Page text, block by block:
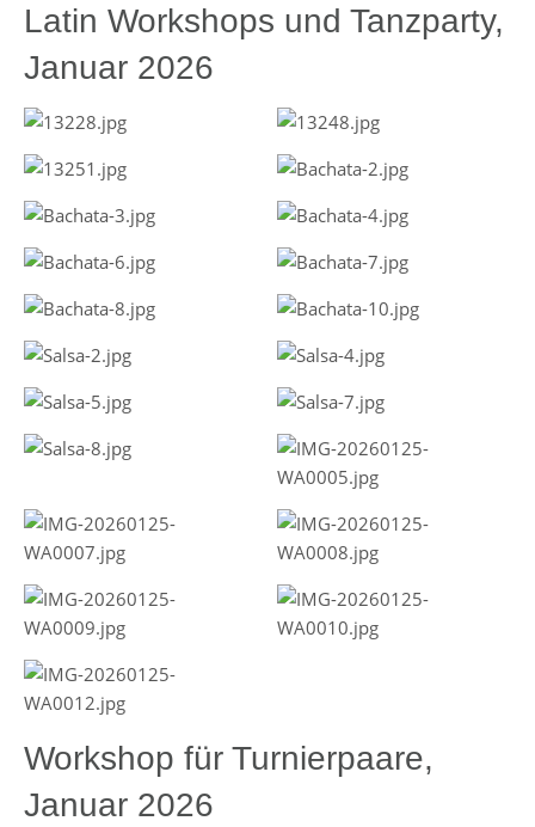
Latin Workshops und Tanzparty,
Januar 2026
Workshop für Turnierpaare,
Januar 2026